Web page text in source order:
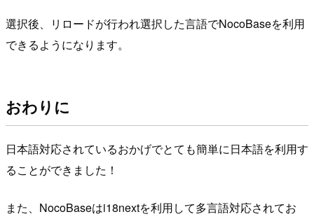
選択後、リロードが行われ選択した言語でNocoBaseを利用
できるようになります。
おわりに
日本語対応されているおかげでとても簡単に日本語を利用す
ることができました！
また、NocoBaseはi18nextを利用して多言語対応されてお